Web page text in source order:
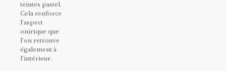
teintes pastel.
Cela renforce
l’aspect
onirique que
l’on retrouve
également à
l’intérieur.